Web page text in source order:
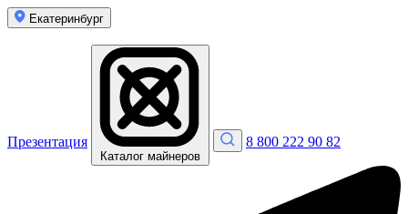
Екатеринбург
Презентация
Каталог майнеров
8 800 222 90 82